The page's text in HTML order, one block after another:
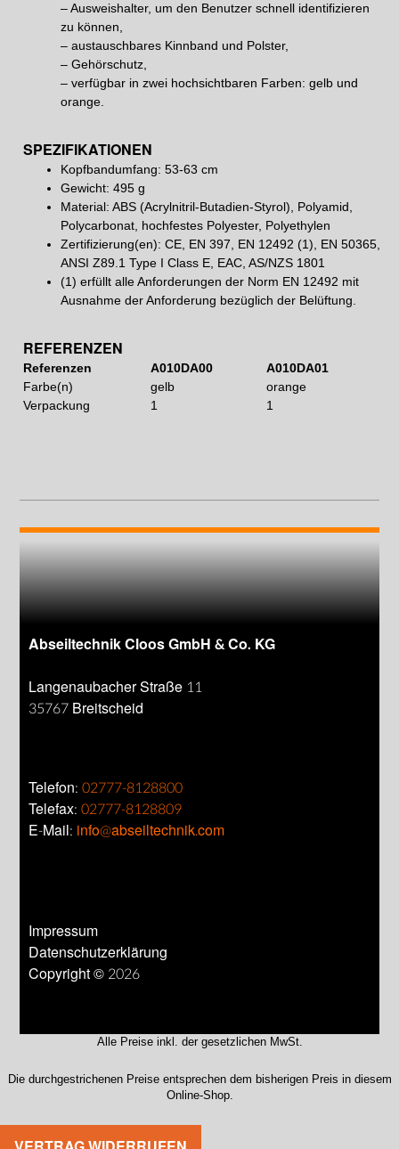
– Ausweishalter, um den Benutzer schnell identifizieren
zu können,
– austauschbares Kinnband und Polster,
– Gehörschutz,
– verfügbar in zwei hochsichtbaren Farben: gelb und
orange.
SPEZIFIKATIONEN
Kopfbandumfang: 53-63 cm
Gewicht: 495 g
Material: ABS (Acrylnitril-Butadien-Styrol), Polyamid,
Polycarbonat, hochfestes Polyester, Polyethylen
Zertifizierung(en): CE, EN 397, EN 12492 (1), EN 50365,
ANSI Z89.1 Type I Class E, EAC, AS/NZS 1801
(1) erfüllt alle Anforderungen der Norm EN 12492 mit
Ausnahme der Anforderung bezüglich der Belüftung.
REFERENZEN
Referenzen A010DA00
A010DA01
Farbe(n)
gelb
orange
Verpackung
1 1
Abseiltechnik Cloos GmbH & Co. KG
Langenaubacher Straße 11
35767 Breitscheid
Telefon:02777-8128800
Telefax:02777-8128809
E-Mail: info@abseiltechnik.com
Impressum
Datenschutzerklärung
Copyright © 2026
Alle Preise inkl. der gesetzlichen MwSt.
Die durchgestrichenen Preise entsprechen dem bisherigen Preis in diesem
Online-Shop.